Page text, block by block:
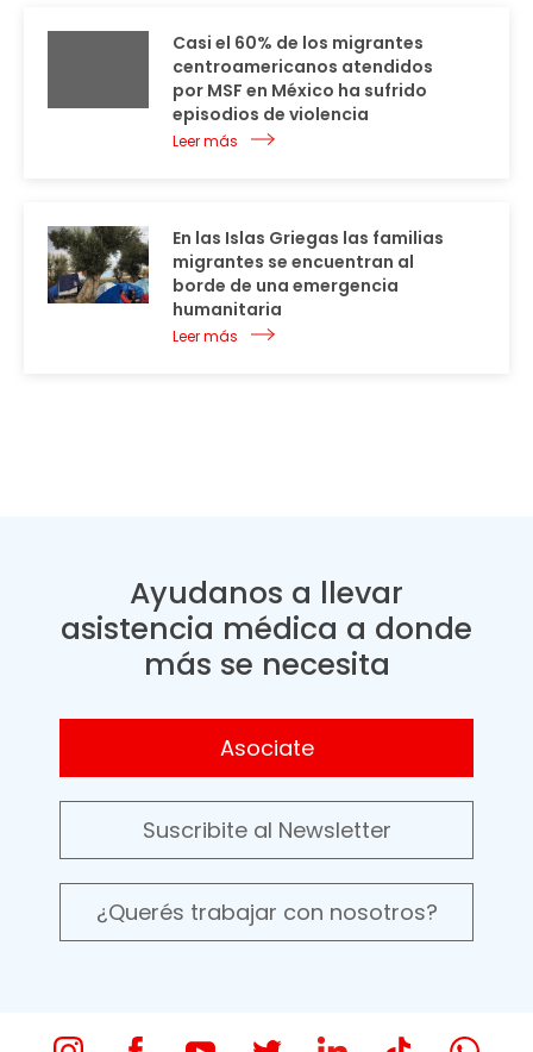
Casi el 60% de los migrantes
centroamericanos atendidos
por MSF en México ha sufrido
episodios de violencia
Leer más
En las Islas Griegas las familias
migrantes se encuentran al
borde de una emergencia
humanitaria
Leer más
Ayudanos a llevar
asistencia médica a donde
más se necesita
Asociate
Suscribite al Newsletter
¿Querés trabajar con nosotros?